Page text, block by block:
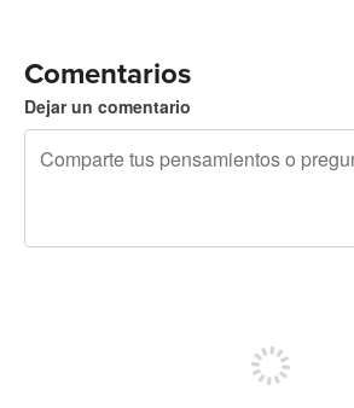
Comentarios
Dejar un comentario